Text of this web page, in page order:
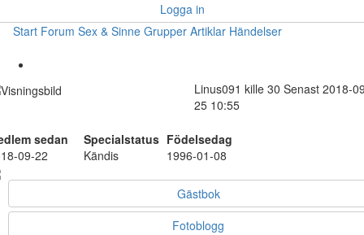
Logga in
Start Forum Sex & Sinne Grupper Artiklar Händelser
Linus091 kille 30 Senast 2018-
25 10:55
sedan Specialstatus Födelsedag
09-22
Kändis 1996-01-08
Gästbok
Fotoblogg